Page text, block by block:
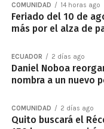
COMUNIDAD 14 horas ago
Feriado del 10 de
más por el alza de
ECUADOR 2 días ago
Daniel Noboa
nombra a un nuevo
COMUNIDAD 2 días ago
Quito buscará el